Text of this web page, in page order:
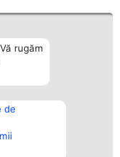
rugăm
deContact